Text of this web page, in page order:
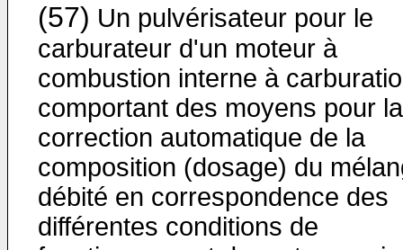
(57) Un pulvérisateur pour le
carburateur d'un moteur à
combustion in­terne à
comportant des moyens pour la
correction automati­que de la
composition (dosage) du
débité en correspondence des
différentes conditions de